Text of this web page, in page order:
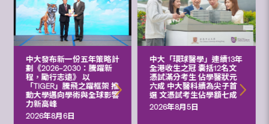
中大發布新一份五年策略計
劃《2026‒2030：騰躍新
程，勵行志遠》 以
「TIGER」騰飛之躍框架 推
動大學邁向學術與全球影響
力新高峰
2026年8月6日
中大「環球醫學」連續13年
全港收生之冠 囊括12名文
憑試滿分考生 佔學醫狀元
六成 中大醫科續為尖子首
選 文憑試考生佔學額七成
2026年8月5日